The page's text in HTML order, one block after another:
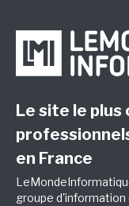
Le site le
en France
groupe